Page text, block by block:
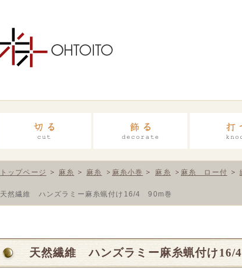
トップページ 麻糸 麻糸 麻糸小巻 麻糸 麻糸 ロー付
天然繊維 ハンズラミー麻糸蝋付け16/4 90m巻
天然繊維 ハンズラミー麻糸蝋付け